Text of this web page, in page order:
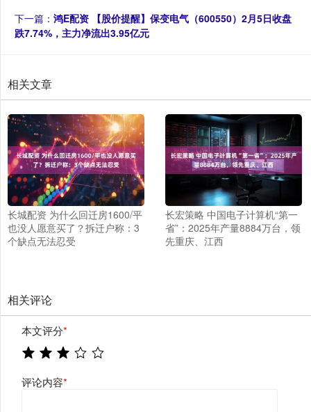
下一篇： 鸿E配资 【股价提醒】保变电气（600550）2月5日收盘
跌7.74%，主力净流出3.95亿元
相关文章
长城配资 为什么回迁房1600/平
也没人愿意买了？拆迁户称：3
个缺点无法忍受
长宏策略 中国电子计算机“第一
省”：2025年产量8884万台，领
先重庆、江西
相关评论
本文评分*
评论内容*